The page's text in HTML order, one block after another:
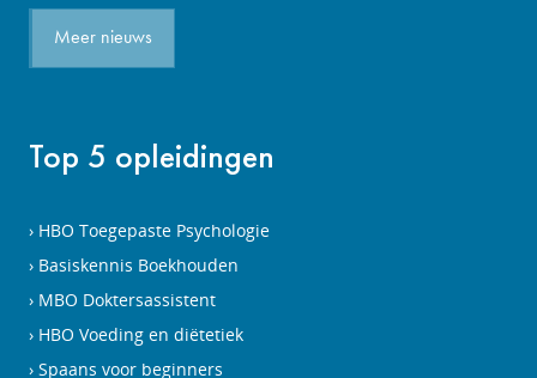
Meer nieuws
Top 5 opleidingen
HBO Toegepaste Psychologie
Basiskennis Boekhouden
MBO Doktersassistent
HBO Voeding en diëtetiek
Spaans voor beginners